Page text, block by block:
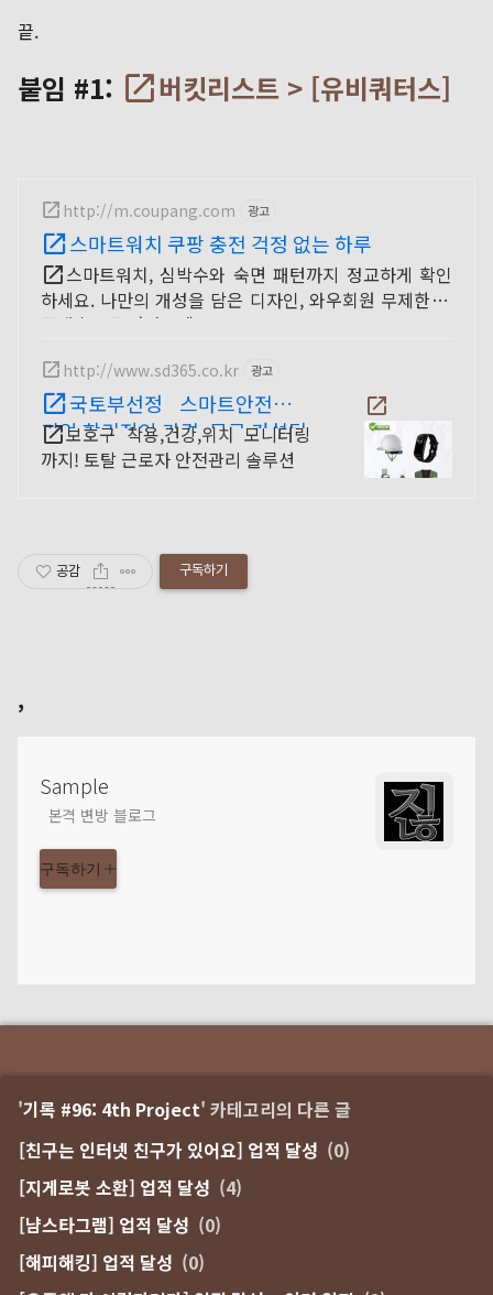
끝.
붙임 #1: 버킷리스트 > [유비쿼터스]
http://m.coupang.com 광고
스마트워치 쿠팡 충전 걱정 없는 하루
스마트워치, 심박수와 숙면 패턴까지 정교하게 확인
하세요. 나만의 개성을 담은 디자인, 와우회원 무제한 무
료배송으로 만나보세요.
http://www.sd365.co.kr 광고
국토부선정 스마트안전강소
기업 합리적인 가격, 무료 컨설팅
보호구 착용,건강,위치 모니터링
까지! 토탈 근로자 안전관리 솔루션
공감 구독하기
,
Sample
본격 변방 블로그
구독하기
'기록 #96: 4th Project' 카테고리의 다른 글
[친구는 인터넷 친구가 있어요] 업적 달성 (0)
[지게로봇 소환] 업적 달성 (4)
[냠스타그램] 업적 달성 (0)
[해피해킹] 업적 달성 (0)